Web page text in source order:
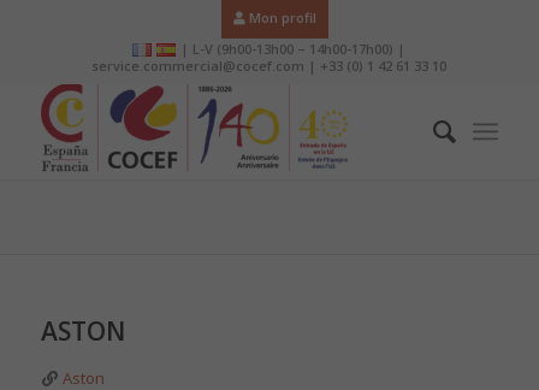
Mon profil
| L-V (9h00-13h00 – 14h00-17h00) |
service.commercial@cocef.com | +33 (0) 1 42 61 33 10
ASTON
Aston